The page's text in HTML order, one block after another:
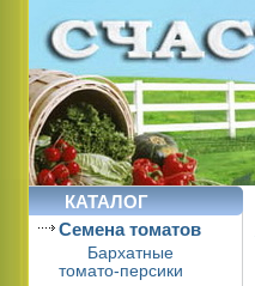
КАТАЛОГ
Cемена томатов
Бархатные
томато-персики